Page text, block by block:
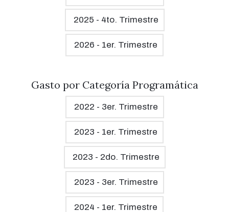
2025 - 4to. Trimestre
2026 - 1er. Trimestre
Gasto por Categoría Programática
2022 - 3er. Trimestre
2023 - 1er. Trimestre
2023 - 2do. Trimestre
2023 - 3er. Trimestre
2024 - 1er. Trimestre